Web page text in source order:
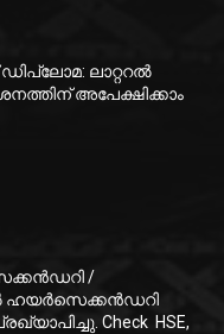
ലാറ്ററൽ
അപേക്ഷിക്കാം
/
Check HSE,